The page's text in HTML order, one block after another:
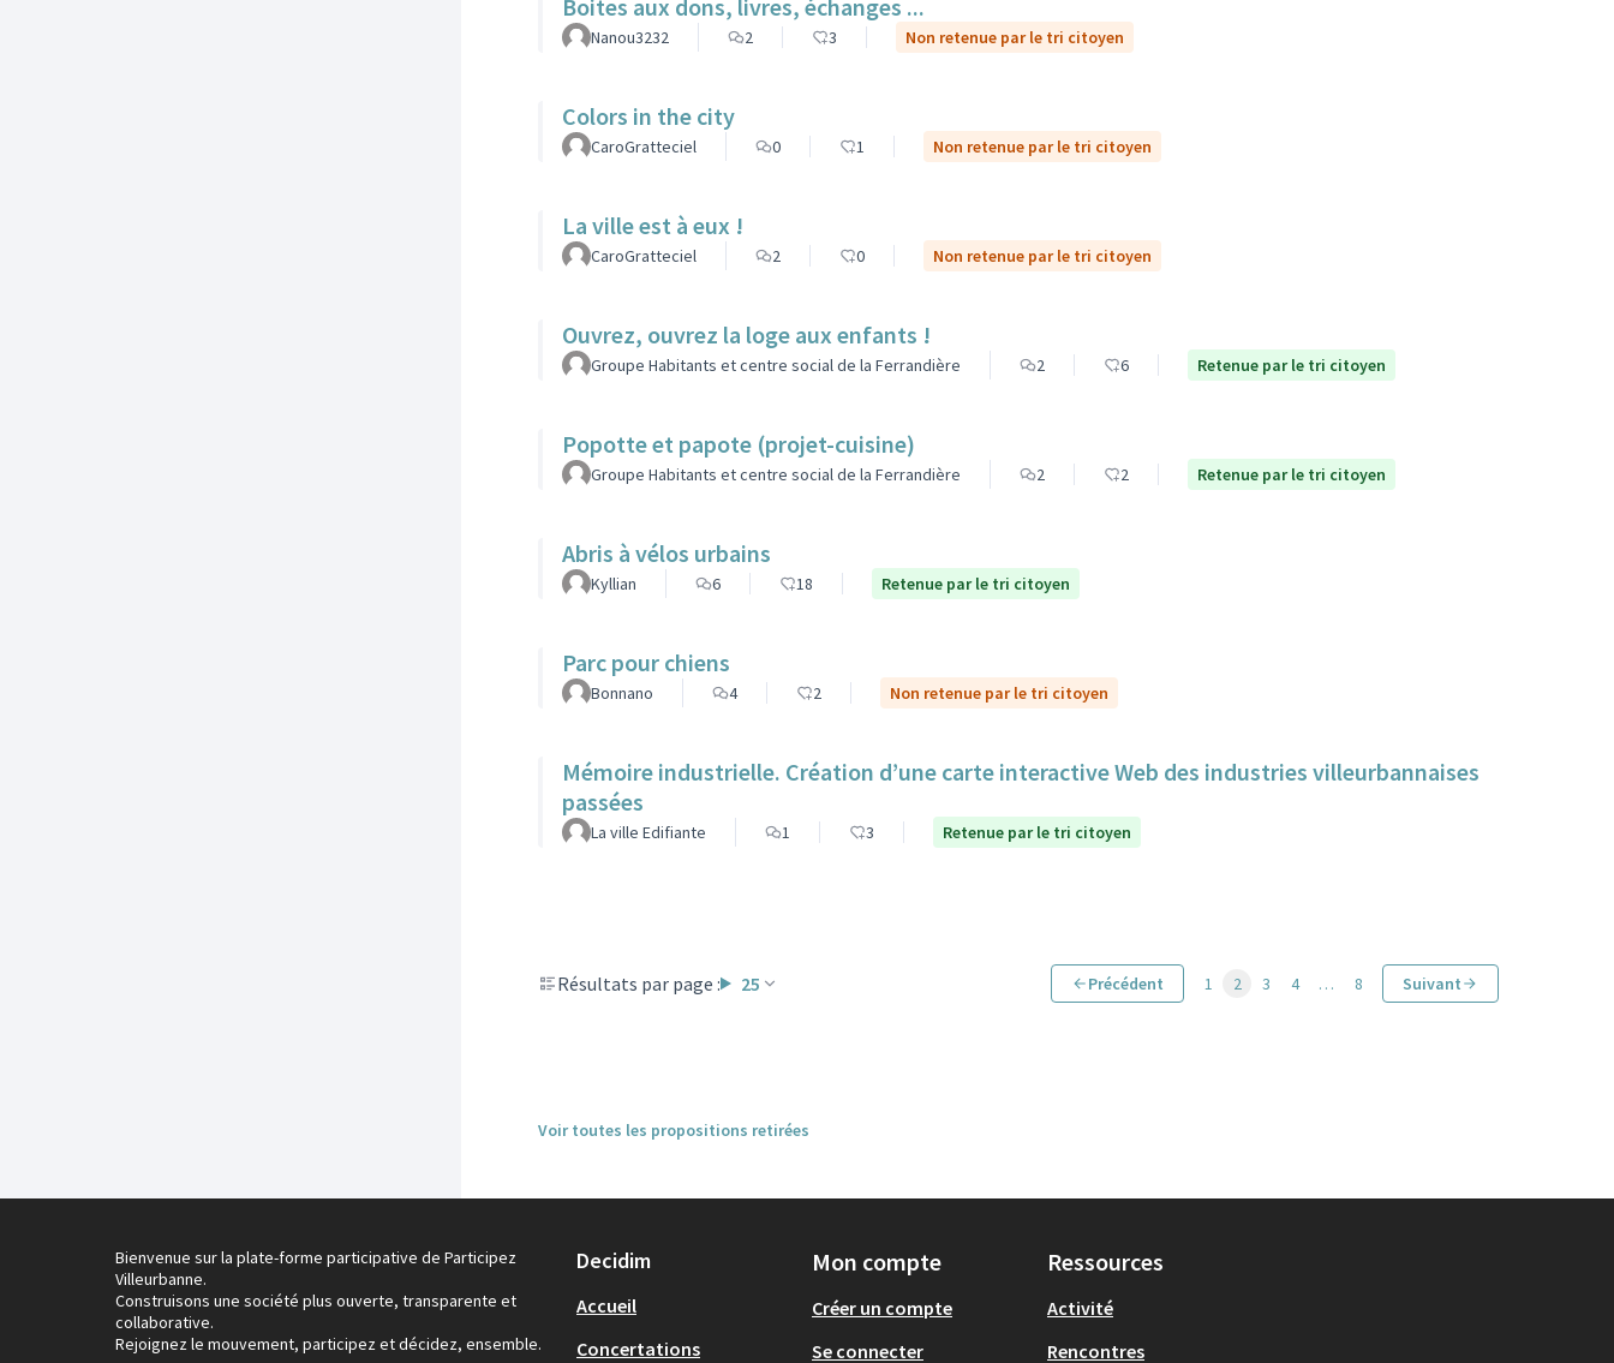
Boites aux dons, livres, échanges ...
Nanou3232 2 3 Non retenue par le tri citoyen
Colors in the city
CaroGratteciel 0 1 Non retenue par le tri citoyen
La ville est à eux !
CaroGratteciel 2 0 Non retenue par le tri citoyen
Ouvrez, ouvrez la loge aux enfants !
Groupe Habitants et centre social de la Ferrandière 2 6 Retenue par le tri citoyen
Popotte et papote (projet-cuisine)
Groupe Habitants et centre social de la Ferrandière 2 2 Retenue par le tri citoyen
Abris à vélos urbains
Kyllian 6 18 Retenue par le tri citoyen
Parc pour chiens
Bonnano 4 2 Non retenue par le tri citoyen
Mémoire industrielle. Création d’une carte interactive Web des industries villeurbannaises
passées
La ville Edifiante 1 3 Retenue par le tri citoyen
Résultats par page : 25 Précédent 1 2 3 4 … 8 Suivant
Voir toutes les propositions retirées
Bienvenue sur la plate-forme participative de Participez
Villeurbanne.
Construisons une société plus ouverte, transparente et
collaborative.
Rejoignez le mouvement, participez et décidez, ensemble.
Decidim
Accueil
Concertations
Mon compte
Créer un compte
Se connecter
Ressources
Activité
Rencontres